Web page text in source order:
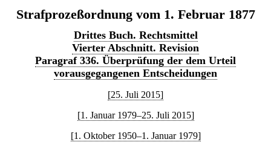
Strafprozeßordnung vom 1. Februar 1877
Drittes Buch. Rechtsmittel
Vierter Abschnitt. Revision
Paragraf 336. Überprüfung der dem Urteil
vorausgegangenen Entscheidungen
[25. Juli 2015]
[1. Januar 1979–25. Juli 2015]
[1. Oktober 1950–1. Januar 1979]